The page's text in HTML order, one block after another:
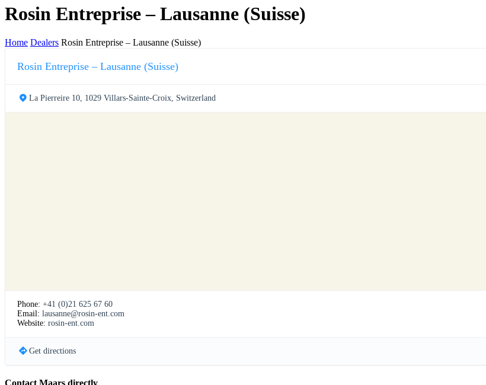
Rosin Entreprise – Lausanne (Suisse)
Home Dealers Rosin Entreprise – Lausanne (Suisse)
Rosin Entreprise – Lausanne (Suisse)
La Pierreire 10, 1029 Villars-Sainte-Croix, Switzerland
Phone: +41 (0)21 625 67 60
Email: lausanne@rosin-ent.com
Website: rosin-ent.com
Get directions